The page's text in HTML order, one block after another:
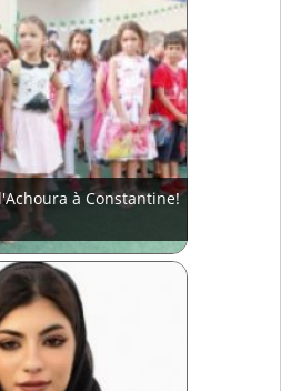
à Constantine!